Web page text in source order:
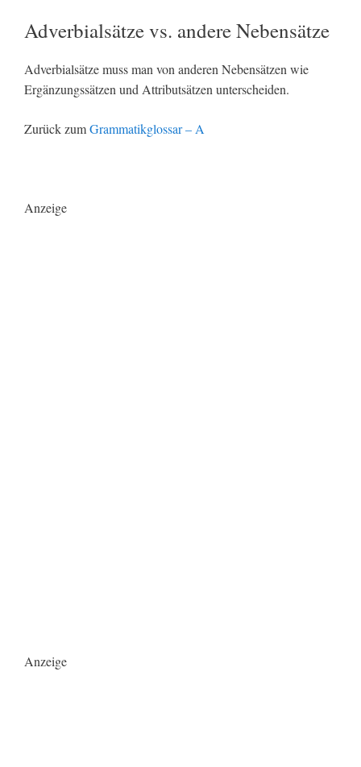
Adverbialsätze vs. andere Nebensätze
Adverbialsätze muss man von anderen Nebensätzen wie
Ergänzungssätzen und Attributsätzen unterscheiden.
Zurück zumGrammatikglossar – A
Anzeige
Anzeige